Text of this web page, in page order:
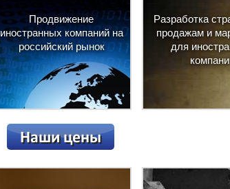
Продвижение
иностранных компаний на
российский рынок
Разработка
продажам и
для